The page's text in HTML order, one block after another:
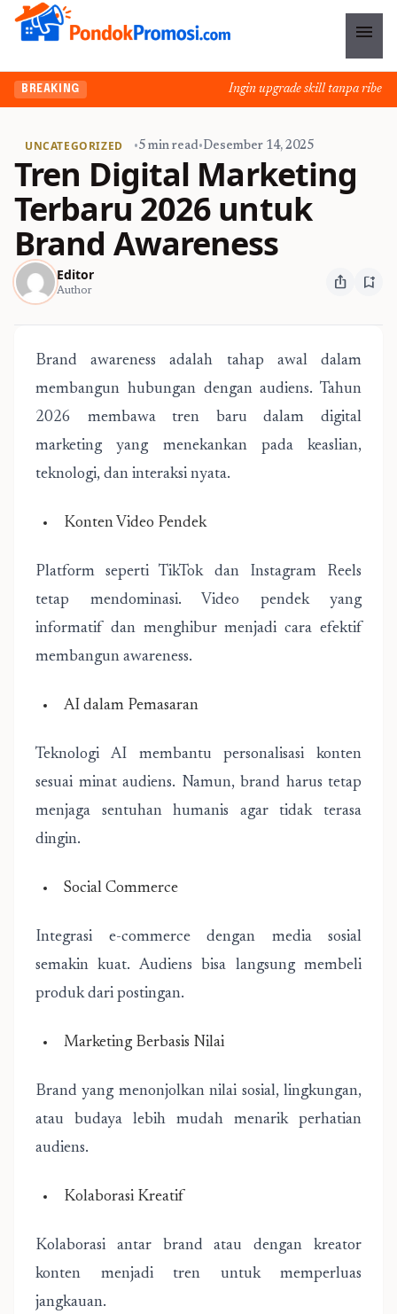
menu
BREAKING Ingin upgrade skill tanpa ribet?
UNCATEGORIZED •5 min read•Desember 14, 2025
Tren Digital Marketing
Terbaru 2026 untuk
Brand Awareness
Editor
Author ios_share bookmark_add
Brand awareness adalah tahap awal dalam
membangun hubungan dengan audiens. Tahun
2026 membawa tren barudalamdigital
marketing yang menekankan pada keaslian,
teknologi, dan interaksi nyata.
Konten Video Pendek
Platform seperti TikTok dan Instagram Reels
tetap mendominasi. Video pendek yang
informatif dan menghibur menjadi cara efektif
membangun awareness.
AI dalam Pemasaran
Teknologi AI membantu personalisasi konten
sesuai minat audiens. Namun, brand harus tetap
menjaga sentuhan humanis agar tidak terasa
dingin.
Social Commerce
Integrasi e-commerce dengan media sosial
semakin kuat. Audiens bisa langsung membeli
produk dari postingan.
Marketing Berbasis Nilai
Brand yang menonjolkan nilai sosial, lingkungan,
atau budaya lebih mudah menarik perhatian
audiens.
Kolaborasi Kreatif
Kolaborasi antar brand atau dengan kreator
konten menjadi tren untuk memperluas
jangkauan.